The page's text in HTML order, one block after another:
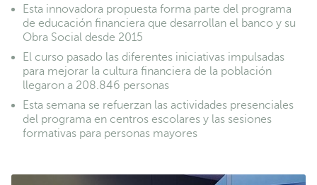
Esta innovadora propuesta forma parte del programa
de educación financiera que desarrollan el banco y su
Obra Social desde 2015
El curso pasado las diferentes iniciativas impulsadas
para mejorar la cultura financiera de la población
llegaron a 208.846 personas
Esta semana se refuerzan las actividades presenciales
del programa en centros escolares y las sesiones
formativas para personas mayores